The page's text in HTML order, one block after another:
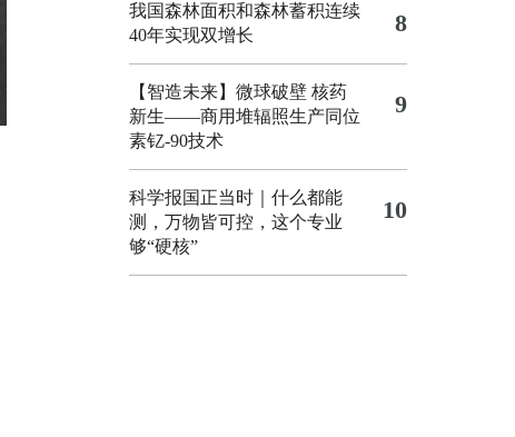
我国森林面积和森林蓄积连续
40年实现双增长
8
【智造未来】微球破壁 核药
新生——商用堆辐照生产同位
素钇-90技术
9
科学报国正当时｜什么都能
测，万物皆可控，这个专业
够“硬核”
10